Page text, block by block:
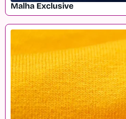
Malha Exclusive